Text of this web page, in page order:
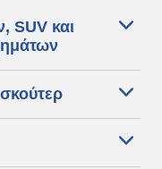
SUV και